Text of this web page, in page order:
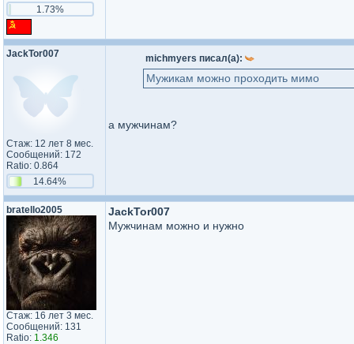
1.73%
JackTor007
Стаж: 12 лет 8 мес.
Сообщений: 172
Ratio: 0.864
14.64%
michmyers писал(а):
Мужикам можно проходить мимо
а мужчинам?
bratello2005
Стаж: 16 лет 3 мес.
Сообщений: 131
Ratio: 1.346
JackTor007
Мужчинам можно и нужно